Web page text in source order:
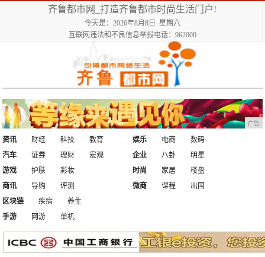
齐鲁都市网_打造齐鲁都市时尚生活门户!
今天是：2026年8月8日 星期六
互联网违法和不良信息举报电话：962000
广告
资讯 财经 科技
教育
汽车
证券 理财 宏观
娱乐 电商
数码
企业
八卦
明星
游戏
护肤
彩妆
商讯
导购 评测
时尚 家居
楼盘
微商
课程
出国
区块链
疾病
养生
手游
网游 单机